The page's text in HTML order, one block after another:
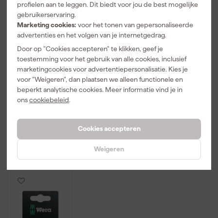
profielen aan te leggen. Dit biedt voor jou de best mogelijke
gebruikerservaring.
Marketing cookies: voor het tonen van gepersonaliseerde
advertenties en het volgen van je internetgedrag.
Door op "Cookies accepteren" te klikken, geef je
toestemming voor het gebruik van alle cookies, inclusief
marketingcookies voor advertentiepersonalisatie. Kies je
voor "Weigeren", dan plaatsen we alleen functionele en
beperkt analytische cookies. Meer informatie vind je in
onscookiebeleid.
Cookies accepteren
Weigeren
Wera
05072407001
867/1 1/4"
Torx Bit - T15 x
25mm (10st)
Zaterdag
bezorgd
Adviesprijs
12,87
Wera
05057697001
30-delige
Bitcheck
Zaterdag
70,99
incl. BTW
Milwaukee
4932451286
Shockwave
Gen II TX15
50mm 1stuks
Zaterdag
Afgelopen 30 dgn 2,79
2,29